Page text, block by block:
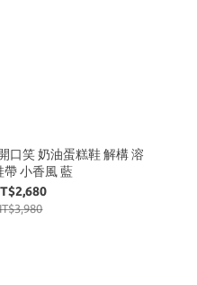
口笑 奶油蛋糕鞋 解構 溶
帶 小香風 藍